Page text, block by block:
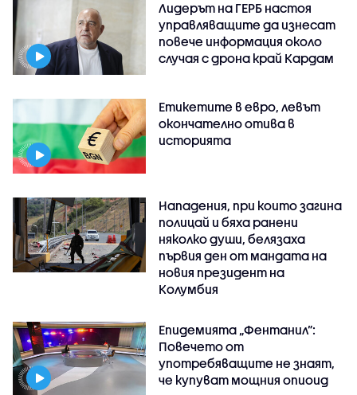
Лидерът на ГЕРБ настоя
управляващите да изнесат
повече информация около
случая с дрона край Кардам
Етикетите в евро, левът
окончателно отива в
историята
Нападения, при които загина
полицай и бяха ранени
няколко души, белязаха
първия ден от мандата на
новия президент на
Колумбия
Епидемията „Фентанил”:
Повечето от
употребяващите не знаят,
че купуват мощния опиоид